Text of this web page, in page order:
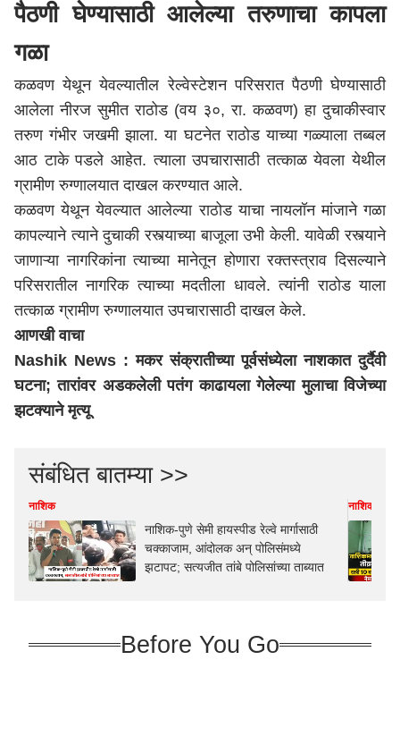
पैठणी घेण्यासाठी आलेल्या तरुणाचा कापला
गळा
कळवण येथून येवल्यातील रेल्वेस्टेशन परिसरात पैठणी घेण्यासाठी
आलेला नीरज सुमीत राठोड (वय ३०, रा. कळवण) हा दुचाकीस्वार
तरुण गंभीर जखमी झाला. या घटनेत राठोड याच्या गळ्याला तब्बल
आठ टाके पडले आहेत. त्याला उपचारासाठी तत्काळ येवला येथील
ग्रामीण रुग्णालयात दाखल करण्यात आले.
कळवण येथून येवल्यात आलेल्या राठोड याचा नायलॉन मांजाने गळा
कापल्याने त्याने दुचाकी रस्त्याच्या बाजूला उभी केली. यावेळी रस्त्याने
जाणाऱ्या नागरिकांना त्याच्या मानेतून होणारा रक्तस्त्राव दिसल्याने
परिसरातील नागरिक त्याच्या मदतीला धावले. त्यांनी राठोड याला
तत्काळ ग्रामीण रुग्णालयात उपचारासाठी दाखल केले.
आणखी वाचा
Nashik News : मकर संक्रातीच्या पूर्वसंध्येला नाशकात दुर्दैवी
घटना; तारांवर अडकलेली पतंग काढायला गेलेल्या मुलाचा विजेच्या
झटक्याने मृत्यू
संबंधित बातम्या >>
नाशिक
नाशिक-पुणे सेमी हायस्पीड रेल्वे मार्गासाठी
चक्काजाम, आंदोलक अन् पोलिसंमध्ये
झटापट; सत्यजीत तांबे पोलिसांच्या ताब्यात
नाशिक
Before You Go